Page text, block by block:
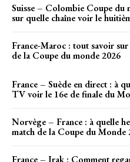
Suisse – Colombie Coupe du
sur quelle chaîne voir le
France-Maroc : tout savoir
de la Coupe du monde 2026
France – Suède en direct : à
TV voir le 16e de finale du
Norvège – France : à quelle
match de la Coupe du Monde